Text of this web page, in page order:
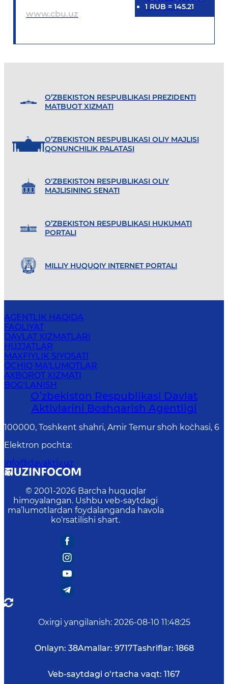
www.cbu.uz
1 RUB = 145.21
O’ZBEKISTON RESPUBLIKASI PREZIDENTI
MATBUOT XIZMATI
O’ZBEKISTON RESPUBLIKASI OLIY MAJLISI
QONUNCHILIK PALATASI
O'ZBEKISTON RESPUBLIKASI OLIY
MAJLISINING SENATI
O’ZBEKISTON RESPUBLIKASI HUKUMATI
PORTALI
MILLIY HUQUQIY INTERNET PORTALI
AGENTLIK HAQIDA
FAOLIYAT
DAVLAT XIZMATLARI
HUJJATLAR
MAXFIYLIK SIYOSATI
OCHIQ MA'LUMOTLAR
AXBOROT XIZMATI
BOG‘LANISH
Oʻzbekiston Respublikasi Davlat
Aktivlarini Boshqarish Agentligi
100000, Toshkent shahri, Amir Temur shoh ko`chasi, 6
Elektron pochta:
info@davaktiv.uz
© 2001-2026 Barcha huquqlar
himoyalangan. Ushbu veb-saytdagi
ma’lumotlardan foydalanganda havola
ko‘rsatilishi shart.
Oxirgi yangilanish: 2026-08-10 11:48:25
Onlayn: 38Amallar: 9717Tashriflar: 1868
Veb-saytdagi o‘rtacha vaqt: 1167